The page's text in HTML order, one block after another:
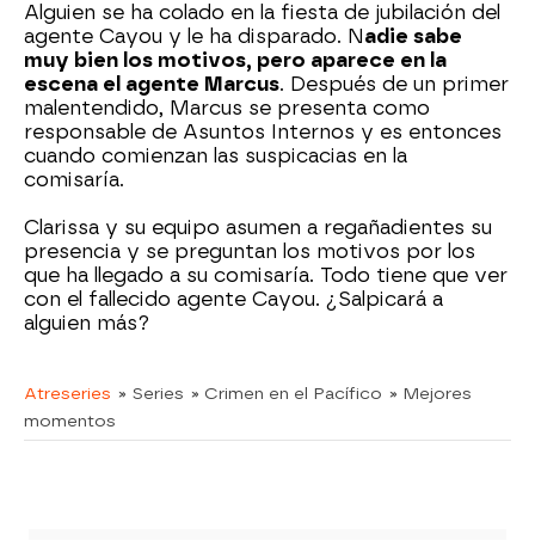
Alguien se ha colado en la fiesta de jubilación del
agente Cayou y le ha disparado. Nadie sabe
muy bien los motivos, pero aparece en la
escena el agente Marcus. Después de un primer
malentendido, Marcus se presenta como
responsable de Asuntos Internos y es entonces
cuando comienzan las suspicacias en la
comisaría.
Clarissa y su equipo asumen a regañadientes su
presencia y se preguntan los motivos por los
que ha llegado a su comisaría. Todo tiene que ver
con el fallecido agente Cayou. ¿Salpicará a
alguien más?
Atreseries » Series » Crimen en el Pacífico » Mejores
momentos